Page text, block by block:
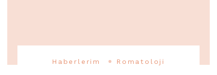
Haberlerim Romatoloji